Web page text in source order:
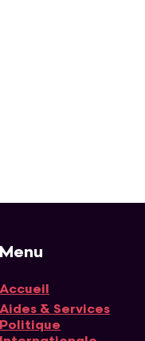
Menu
Accueil
Navigation
Aides & Services
Politique